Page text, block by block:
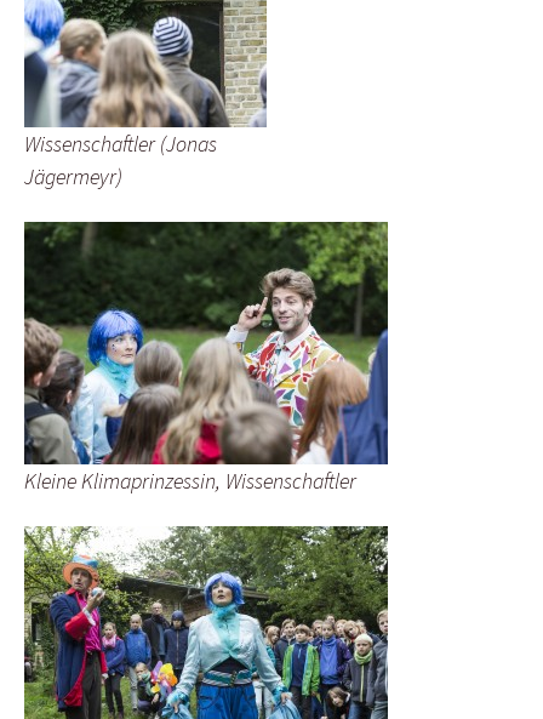
Wissenschaftler (Jonas
Jägermeyr)
Kleine Klimaprinzessin, Wissenschaftler